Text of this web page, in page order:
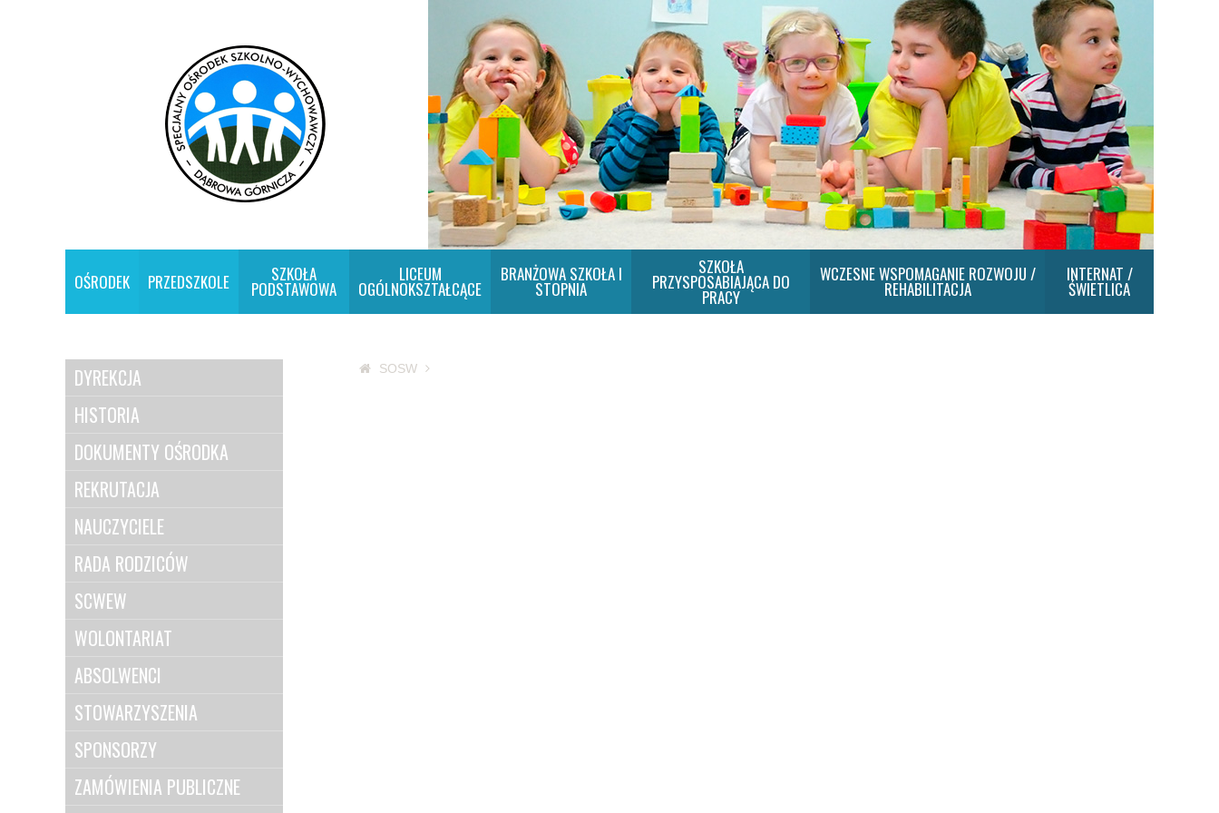
OŚRODEK PRZEDSZKOLE SZKOŁA
PODSTAWOWA
LICEUM
OGÓLNOKSZTAŁCĄCE
BRANŻOWA SZKOŁA I
STOPNIA
SZKOŁA
PRZYSPOSABIAJĄCA DO
PRACY
WCZESNE WSPOMAGANIE ROZWOJU /
REHABILITACJA
INTERNAT /
ŚWIETLICA
DYREKCJA
HISTORIA
DOKUMENTY OŚRODKA
REKRUTACJA
NAUCZYCIELE
RADA RODZICÓW
SCWEW
WOLONTARIAT
ABSOLWENCI
STOWARZYSZENIA
SPONSORZY
ZAMÓWIENIA PUBLICZNE
SOSW